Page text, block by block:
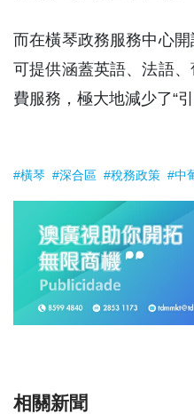
而在橫琴政務服務中心
可提供涵蓋英語、法語
費服務，極大地減少了“
#橫琴 #深合區 #稅務政策 #中
相關新聞